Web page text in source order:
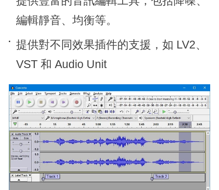
編輯靜音、均衡等。
提供對不同效果插件的支援，如 LV2、
VST 和 Audio Unit